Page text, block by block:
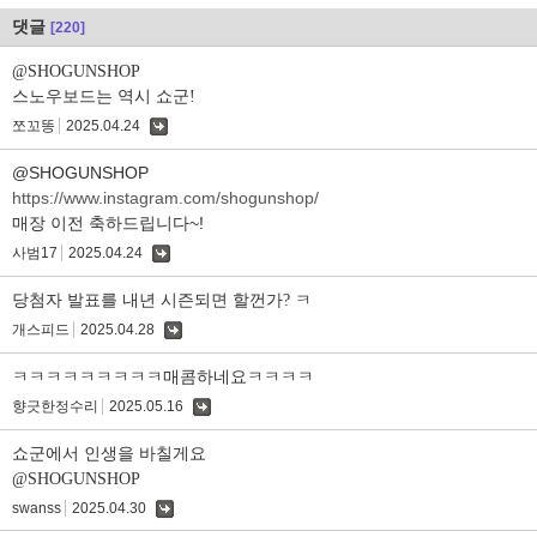
댓글 [220]
@SHOGUNSHOP
스노우보드는 역시 쇼군!
쪼꼬똥 2025.04.24
@SHOGUNSHOP
https://www.instagram.com/shogunshop/
매장 이전 축하드립니다~!
사범17 2025.04.24
당첨자 발표를 내년 시즌되면 할껀가? ㅋ
개스피드 2025.04.28
ㅋㅋㅋㅋㅋㅋㅋㅋㅋ매콤하네요ㅋㅋㅋㅋ
향긋한정수리 2025.05.16
쇼군에서 인생을 바칠게요
@SHOGUNSHOP
swanss 2025.04.30